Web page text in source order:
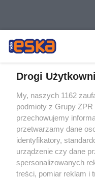
Drogi
My, naszych 1162
podmioty z Grupy
przechowujemy
przetwarzamy dane
identyfikatory,
urządzenie czy dane
spersonalizowanych
treści, pomiar reklam i